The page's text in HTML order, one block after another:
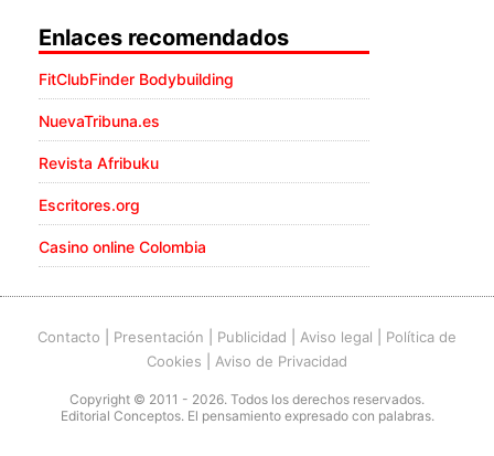
Enlaces recomendados
FitClubFinder Bodybuilding
NuevaTribuna.es
Revista Afribuku
Escritores.org
Casino online Colombia
Contacto Presentación Publicidad Aviso legal
Política de
Cookies
Aviso de Privacidad
Copyright © 2011 - 2026. Todos los derechos reservados.
Editorial Conceptos. El pensamiento expresado con palabras.